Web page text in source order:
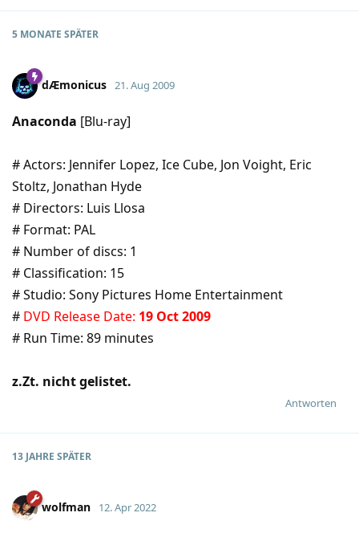
5 MONATE SPÄTER
dÆmonicus 21. Aug 2009
Anaconda [Blu-ray]
# Actors: Jennifer Lopez, Ice Cube, Jon Voight, Eric
Stoltz, Jonathan Hyde
# Directors: Luis Llosa
# Format: PAL
# Number of discs: 1
# Classification: 15
# Studio: Sony Pictures Home Entertainment
# DVD Release Date: 19 Oct 2009
# Run Time: 89 minutes
z.Zt. nicht gelistet.
Antworten
13 JAHRE SPÄTER
wolfman 12. Apr 2022